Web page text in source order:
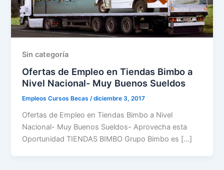
Sin categoría
Ofertas de Empleo en Tiendas Bimbo a
Nivel Nacional- Muy Buenos Sueldos
Empleos Cursos Becas/diciembre 3, 2017
Ofertas de Empleo en Tiendas Bimbo a Nivel
Nacional- Muy Buenos Sueldos- Aprovecha esta
Oportunidad TIENDAS BIMBO Grupo Bimbo es […]